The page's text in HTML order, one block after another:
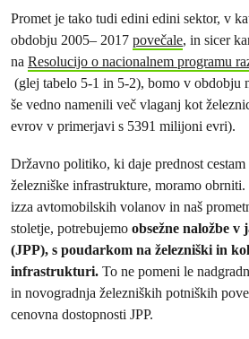
Promet je tako tudi edini edini sektor, v
obdobju 2005– 2017 povečale, in sicer
na Resolucijo o nacionalnem programu
(glej tabelo 5-1 in 5-2), bomo v obdobju
še vedno namenili več vlaganj kot
evrov v primerjavi s 5391 milijoni evri).
Državno politiko, ki daje prednost
železniške infrastrukture, moramo
izza avtomobilskih volanov in naš
stoletje, potrebujemo obsežne naložbe
(JPP), s poudarkom na železniški in
infrastrukturi. To ne pomeni le
in novogradnja železniških potniških
cenovna dostopnosti JPP.